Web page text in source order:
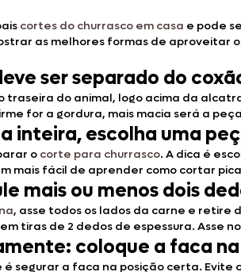
cortes do churrasco em casa e pode
as melhores formas de aproveitar
ser separado do
do animal, logo acima da
for a gordura, mais macia será a
inteira, escolha uma
o corte para churrasco. A dica é
mais fácil de aprender como cortar
mais ou menos dois
, asse todos os lados da carne e
tiras de 2 dedos de espessura. Asse
coloque a faca
segurar a faca na posição certa.